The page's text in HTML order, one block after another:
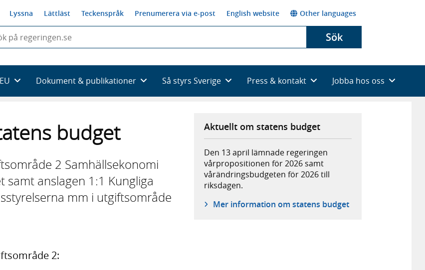
Lyssna Lättläst Teckenspråk Prenumerera via e-post English website Other languages
Sök
Dokument & publikationer Så styrs Sverige Press & kontakt Jobba hos oss
budget
2 Samhällsekonomi
anslagen 1:1 Kungliga
mm i utgiftsområde
2:
Aktuellt om statens budget
Den 13 april lämnade regeringen
vårpropositionen för 2026 samt
vårändringsbudgeten för 2026 till
riksdagen.
Mer information om statens budget